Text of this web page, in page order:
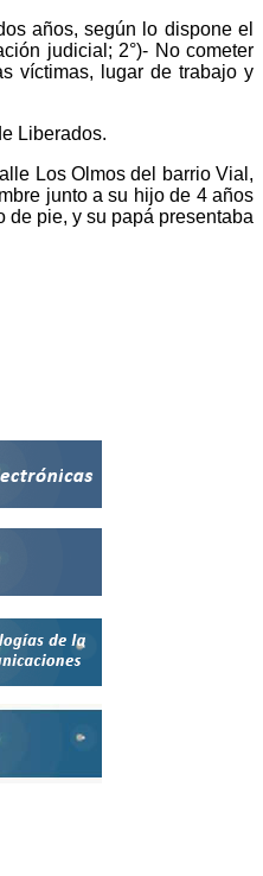
años, según lo dispone el
judicial; 2°)- No cometer
víctimas, lugar de trabajo y
Liberados.
Los Olmos del barrio Vial,
junto a su hijo de 4 años
de pie, y su papá presentaba